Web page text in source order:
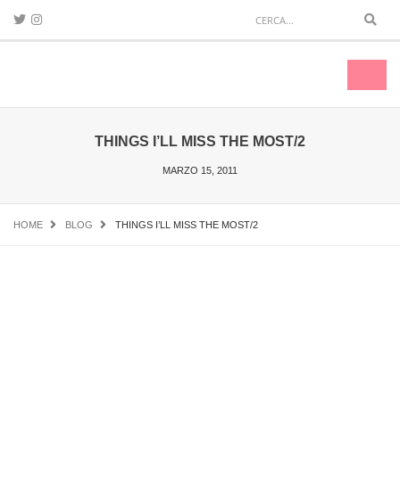
THINGS I’LL MISS THE MOST/2
MARZO 15, 2011
HOME BLOG THINGS I’LL MISS THE MOST/2